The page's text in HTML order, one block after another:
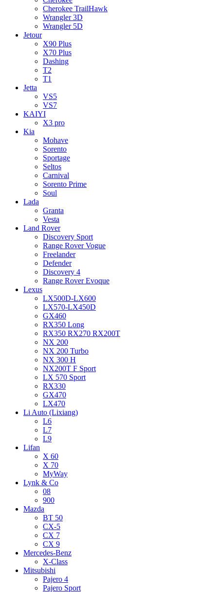
Cherokee TrailHawk
Wrangler 3D
Wrangler 5D
Jetour
X90 Plus
X70 Plus
Dashing
T2
T1
Jetta
VS5
VS7
KAIYI
X3 pro
Kia
Mohave
Sorento
Sportage
Seltos
Carnival
Sorento Prime
Soul
Lada
Granta
Vesta
Land Rover
Discovery Sport
Range Rover Vogue
Freelander
Defender
Discovery 4
Range Rover Evoque
Lexus
LX500D-LX600
LX570-LX450D
GX460
RX350 Long
RX350 RX270 RX200T
NX 200
NX 200 Turbo
NX 300 H
NX200T F Sport
LX 570 Sport
RX330
GX470
LX470
Li Auto (Lixiang)
L6
L7
L9
Lifan
X 60
X 70
MyWay
Lynk & Co
08
900
Mazda
BT 50
CX-5
CX 7
CX 9
Mercedes-Benz
X-Class
Mitsubishi
Pajero 4
Pajero Sport